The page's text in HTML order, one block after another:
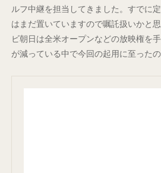
ルフ中継を担当してきました。すでに
はまだ置いていますので嘱託扱いかと
ビ朝日は全米オープンなどの放映権を
が減っている中で今回の起用に至ったの